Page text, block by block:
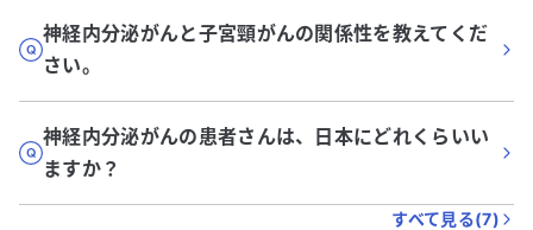
神経内分泌がんと子宮頸がんの関係性を教えてくだ
さい。
神経内分泌がんの患者さんは、日本にどれくらいい
ますか？
すべて見る(7)